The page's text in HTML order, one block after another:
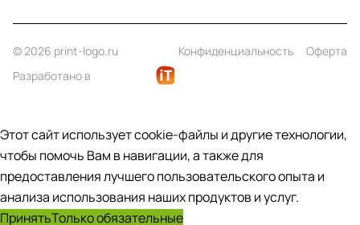
© 2026 print-logo.ru Конфиденциальность
Оферта
Разработано в
Этот сайт использует cookie-файлы и другие технологии,
чтобы помочь Вам в навигации, а также для
предоставления лучшего пользовательского опыта и
анализа использования наших продуктов и услуг.
ПринятьТолько обязательные